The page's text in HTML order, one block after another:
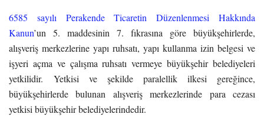
6585 sayılı Perakende Ticaretin Düzenlenmesi Hakkında
Kanun’un 5. maddesinin 7. fıkrasına göre büyükşehirlerde,
alışveriş merkezlerine yapı ruhsatı, yapı kullanma izin belgesi ve
işyeri açma ve çalışma ruhsatı vermeye büyükşehir belediyeleri
yetkilidir. Yetkisi ve şekilde paralellik ilkesi gereğince,
büyükşehirlerde bulunan alışveriş merkezlerinde para cezası
yetkisi büyükşehir belediyelerindedir.